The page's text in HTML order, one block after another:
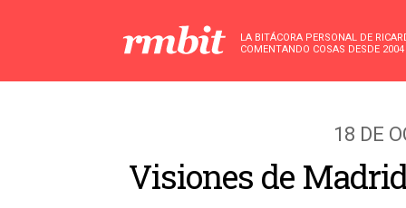
LA BITÁCORA PERSONAL DE
COMENTANDO COSAS DESDE 2004
18 DE
Visiones de